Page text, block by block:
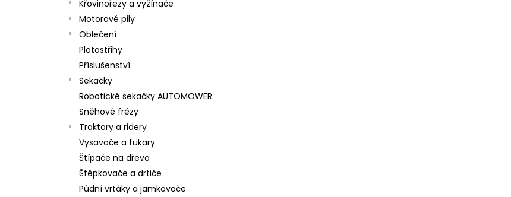
Křovinořezy a vyžínače
Motorové pily
Oblečení
Plotostřihy
Příslušenství
Sekačky
Robotické sekačky AUTOMOWER
Sněhové frézy
Traktory a ridery
Vysavače a fukary
Štípače na dřevo
Štěpkovače a drtiče
Půdní vrtáky a jamkovače